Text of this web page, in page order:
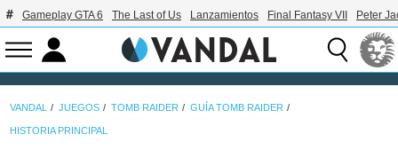
Gameplay GTA 6 The Last of Us Lanzamientos Final Fantasy VII Peter
VANDAL JUEGOS TOMB RAIDER GUÍA TOMB RAIDER
HISTORIA PRINCIPAL